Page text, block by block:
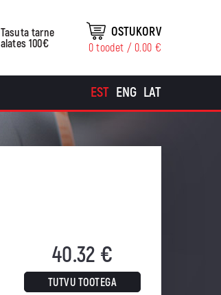
OSTUKORV
0 toodet / 0.00 €
Tasuta tarne
alates 100€
EST ENG LAT
40.32 €
TUTVU TOOTEGA